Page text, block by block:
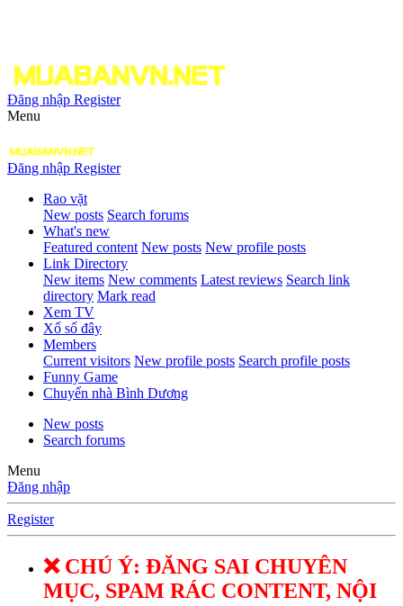
Đăng nhập Register
Menu
Đăng nhập Register
Rao vặt
New posts Search forums
What's new
Featured content New posts New profile posts
Link Directory
New items New comments Latest reviews Search link
directory Mark read
Xem TV
Xổ số đây
Members
Current visitors New profile posts Search profile posts
Funny Game
Chuyển nhà Bình Dương
New posts
Search forums
Menu
Đăng nhập
Register
❌ CHÚ Ý: ĐĂNG SAI CHUYÊN
MỤC, SPAM RÁC CONTENT, NỘI